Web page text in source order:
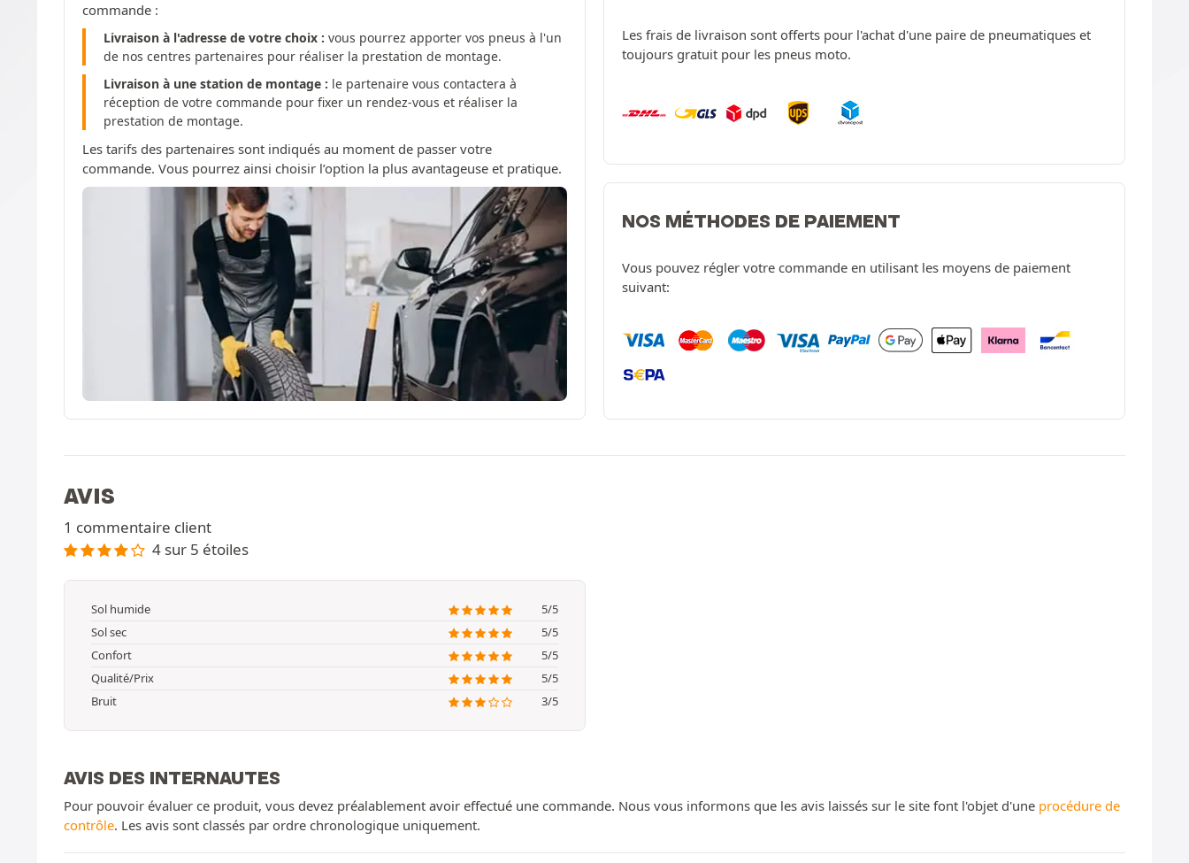
commande :
Livraison à l'adresse de votre choix : vous pourrez apporter vos pneus à l'un
de nos centres partenaires pour réaliser la prestation de montage.
Livraison à une station de montage : le partenaire vous contactera à
réception de votre commande pour fixer un rendez-vous et réaliser la
prestation de montage.
Les tarifs des partenaires sont indiqués au moment de passer votre
commande. Vous pourrez ainsi choisir l’option la plus avantageuse et pratique.
Les frais de livraison sont offerts pour l'achat d'une paire de pneumatiques et
toujours gratuit pour les pneus moto.
NOS MÉTHODES DE PAIEMENT
Vous pouvez régler votre commande en utilisant les moyens de paiement
suivant:
AVIS
1 commentaire client
4 sur 5 étoiles
Sol humide
5/5
Sol sec
5/5
Confort
5/5
Qualité/Prix
5/5
Bruit
3/5
AVIS DES INTERNAUTES
Pour pouvoir évaluer ce produit, vous devez préalablement avoir effectué une commande. Nous vous informons que les avis laissés sur le site font l'objet d'une procédure de
contrôle. Les avis sont classés par ordre chronologique uniquement.